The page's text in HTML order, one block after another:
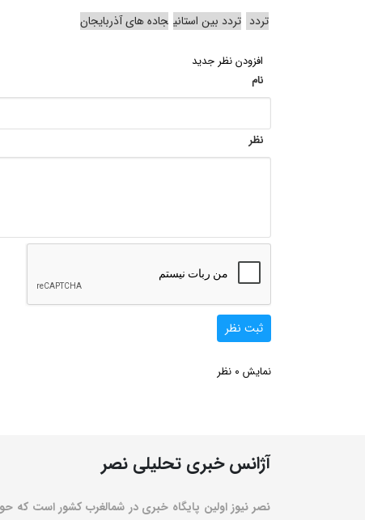
تردد تردد بین استانی جاده های آذربایجان
افزودن نظر جدید
نام
نظر
ثبت نظر
نمایش 0 نظر
آژانس خبری تحلیلی نصر
نصر نیوز اولین پایگاه خبری در شمالغرب کشور است که